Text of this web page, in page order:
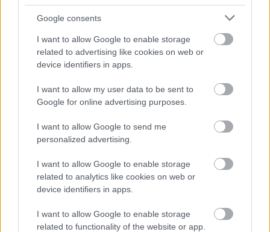
Google consents
I want to allow Google to enable storage
related to advertising like cookies on web or
device identifiers in apps.
I want to allow my user data to be sent to
Google for online advertising purposes.
I want to allow Google to send me
personalized advertising.
I want to allow Google to enable storage
related to analytics like cookies on web or
device identifiers in apps.
I want to allow Google to enable storage
related to functionality of the website or app.
Milyen típusú zabot
válasszunk?
A szakértők szerint a legfontosabb, hogy tasakos
úgynevezettacélvágott zabot, vagyis olyan teljes
kiőrlésű zabot, amit kisebb darabokra vágtak, nem
pedig hengereltek. Jessica Shand szerint ez a
legegészségesebb, legtöbb tápanyagot tartalmazó
Forrás:vogue.co.uk